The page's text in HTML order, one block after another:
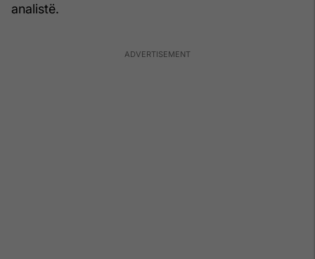
analistë.